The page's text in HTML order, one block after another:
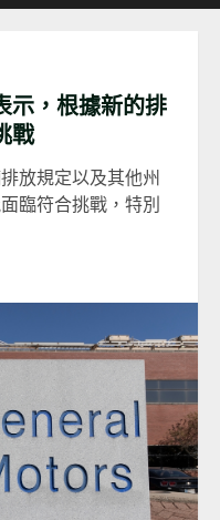
示，根據新的排
戰
放規定以及其他州
臨符合挑戰，特別